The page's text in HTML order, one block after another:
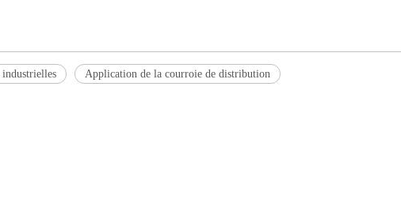
industrielles Application de la courroie de distribution